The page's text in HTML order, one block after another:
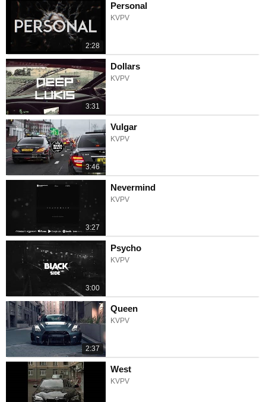
2:28
Personal
KVPV
3:31
Dollars
KVPV
3:46
Vulgar
KVPV
3:27
Nevermind
KVPV
3:00
Psycho
KVPV
2:37
Queen
KVPV
West
KVPV